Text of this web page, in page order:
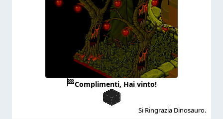
Complimenti, Hai vinto!
Si Ringrazia Dinosauro.